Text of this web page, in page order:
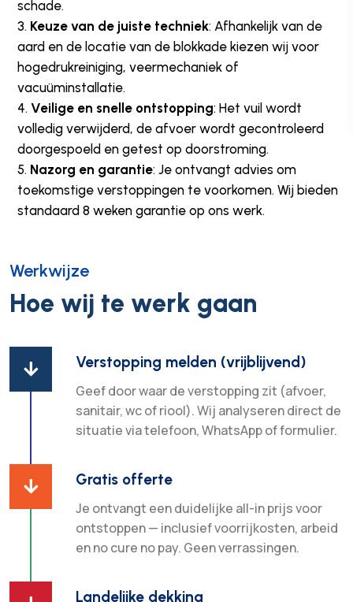
schade.
Keuze van de juiste techniek: Afhankelijk van de
aard en de locatie van de blokkade kiezen wij voor
hogedrukreiniging, veermechaniek of
vacuüminstallatie.
Veilige en snelle ontstopping: Het vuil wordt
volledig verwijderd, de afvoer wordt gecontroleerd
doorgespoeld en getest op doorstroming.
Nazorg en garantie: Je ontvangt advies om
toekomstige verstoppingen te voorkomen. Wij bieden
standaard 8 weken garantie op ons werk.
Werkwijze
Hoe wij te werk gaan
 Verstopping melden (vrijblijvend)
Geef door waar de verstopping zit (afvoer,
sanitair, wc of riool). Wij analyseren direct de
situatie via telefoon, WhatsApp of formulier.
 Gratis offerte
Je ontvangt een duidelijke all-in prijs voor
ontstoppen — inclusief voorrijkosten, arbeid
en no cure no pay. Geen verrassingen.
Landelijke dekking